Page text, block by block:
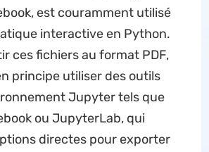
est couramment utilisé
interactive en Python.
ces fichiers au format PDF,
principe utiliser des outils
Jupyter tels que
ou JupyterLab, qui
directes pour exporter